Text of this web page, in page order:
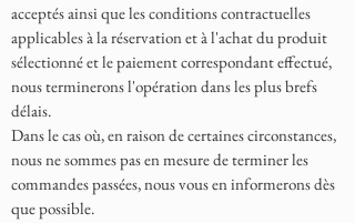
acceptés ainsi que les conditions contractuelles
applicables à la réservation et à l'achat du produit
sélectionné et le paiement correspondant effectué,
nous terminerons l'opération dans les plus brefs
délais.
Dans le cas où, en raison de certaines circonstances,
nous ne sommes pas en mesure de terminer les
commandes passées, nous vous en informerons dès
que possible.